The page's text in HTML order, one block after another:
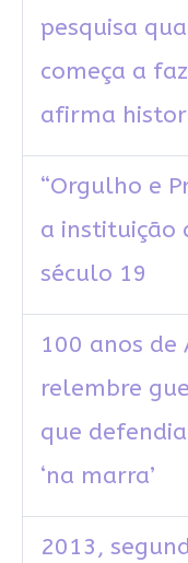
pesquisa
começa a
afirma
“Orgulho e
a instituição
século 19
100 anos de
relembre
que
‘na marra’
2013,